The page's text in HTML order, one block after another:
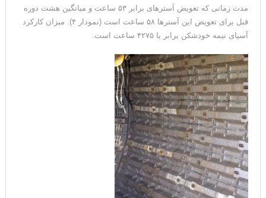
مدت زمانی که تعویض آسترهای برابر ۵۳ ساعت و میانگین هشت دوره
قبل برای تعویض این آستر‌ها ۵۸ ساعت است (نمودار ۴). میزان کارکرد
آسیای نیمه خودشکن برابر با ۴۲۷۵ ساعت است.